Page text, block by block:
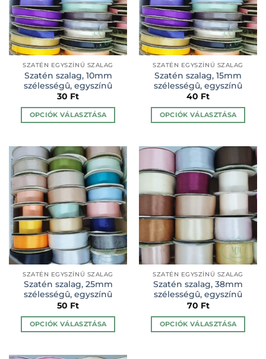
változatok
a
termékoldalon
választhatók
ki
változatok
a
termékoldalon
választhatók
ki
SZATÉN EGYSZÍNŰ SZALAG
Szatén szalag, 10mm
szélességû, egyszínû
30 Ft
OPCIÓK VÁLASZTÁSA
terméknek
több
variációja
van.
A
változatok
a
termékoldalon
választhatók
ki
SZATÉN EGYSZÍNŰ SZALAG
Szatén szalag, 15mm
szélességû, egyszínû
40 Ft
OPCIÓK VÁLASZTÁSA
terméknek
több
variációja
van.
változatok
termékoldalon
választhatók
ki
SZATÉN EGYSZÍNŰ SZALAG
Szatén szalag, 25mm
szélességû, egyszínû
50 Ft
OPCIÓK VÁLASZTÁSA
SZATÉN EGYSZÍNŰ SZALAG
Szatén szalag, 38mm
szélességû, egyszínû
70 Ft
OPCIÓK VÁLASZTÁSA